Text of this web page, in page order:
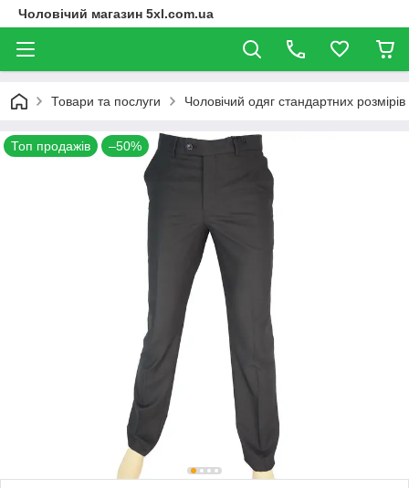
Чоловічий магазин 5xl.com.ua
Товари та послуги Чоловічий одяг стандартних розмірів
Топ продажів –50%